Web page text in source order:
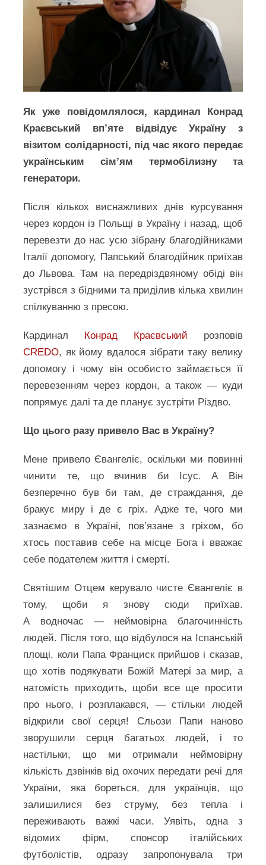
Як уже повідомлялося, кардинал Конрад
Краєвський вп’яте відвідує Україну з
візитом солідарності, під час якого передає
українським сім’ям термобілизну та
генератори.
Після кількох виснажливих днів курсування
через кордон із Польщі в Україну і назад, щоб
перевезти до нас усю зібрану благодійниками
Італії допомогу, Папський благодійник приїхав
до Львова. Там на передріздвяному обіді він
зустрівся з бідними та приділив кілька хвилин
спілкуванню з пресою.
Кардинал Конрад Краєвський розповів
CREDO, як йому вдалося зібрати таку велику
допомогу і чому він особисто займається її
перевезенням через кордон, а також — куди
попрямує далі та де планує зустріти Різдво.
Що цього разу привело Вас в Україну?
Мене привело Євангеліє, оскільки ми повинні
чинити те, що вчинив би Ісус. А Він
безперечно був би там, де страждання, де
бракує миру і де є гріх. Адже те, чого ми
зазнаємо в Україні, пов’язане з гріхом, бо
хтось поставив себе на місце Бога і вважає
себе подателем життя і смерті.
Святішим Отцем керувало чисте Євангеліє в
тому, щоби я знову сюди приїхав.
А водночас — неймовірна благочинність
людей. Після того, що відбулося на Іспанській
площі, коли Папа Франциск прийшов і сказав,
що хотів подякувати Божій Матері за мир, а
натомість приходить, щоби все ще просити
про нього, і розплакався, — стільки людей
відкрили свої серця! Сльози Папи наново
зворушили серця багатьох людей, і то
настільки, що ми отримали неймовірну
кількість дзвінків від охочих передати речі для
України, яка бореться, для українців, що
залишилися без струму, без тепла і
переживають важкі часи. Уявіть, одна з
відомих фірм, спонсор італійських
футболістів, одразу запропонувала три